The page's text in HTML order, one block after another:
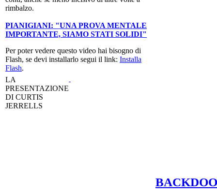
rimbalzo.
PIANIGIANI: "UNA PROVA MENTALE
IMPORTANTE, SIAMO STATI SOLIDI"
Per poter vedere questo video hai bisogno di
Flash, se devi installarlo segui il link: Installa
Flash.
LA
PRESENTAZIONE
DI CURTIS
JERRELLS